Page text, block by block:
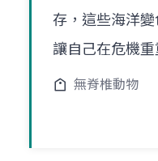
存，這些海洋變
讓自己在危機
無脊椎動物